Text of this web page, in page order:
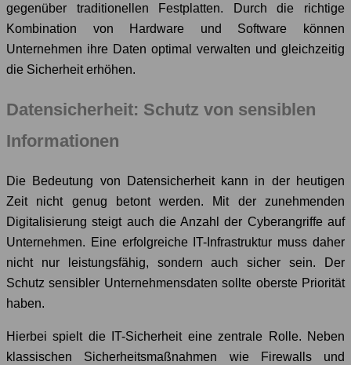
gegenüber traditionellen Festplatten. Durch die richtige
Kombination von Hardware und Software können
Unternehmen ihre Daten optimal verwalten und gleichzeitig
die Sicherheit erhöhen.
Datensicherheit: Schutz von sensiblen
Informationen
Die Bedeutung von Datensicherheit kann in der heutigen
Zeit nicht genug betont werden. Mit der zunehmenden
Digitalisierung steigt auch die Anzahl der Cyberangriffe auf
Unternehmen. Eine erfolgreiche IT-Infrastruktur muss daher
nicht nur leistungsfähig, sondern auch sicher sein. Der
Schutz sensibler Unternehmensdaten sollte oberste Priorität
haben.
Hierbei spielt die IT-Sicherheit eine zentrale Rolle. Neben
klassischen Sicherheitsmaßnahmen wie Firewalls und